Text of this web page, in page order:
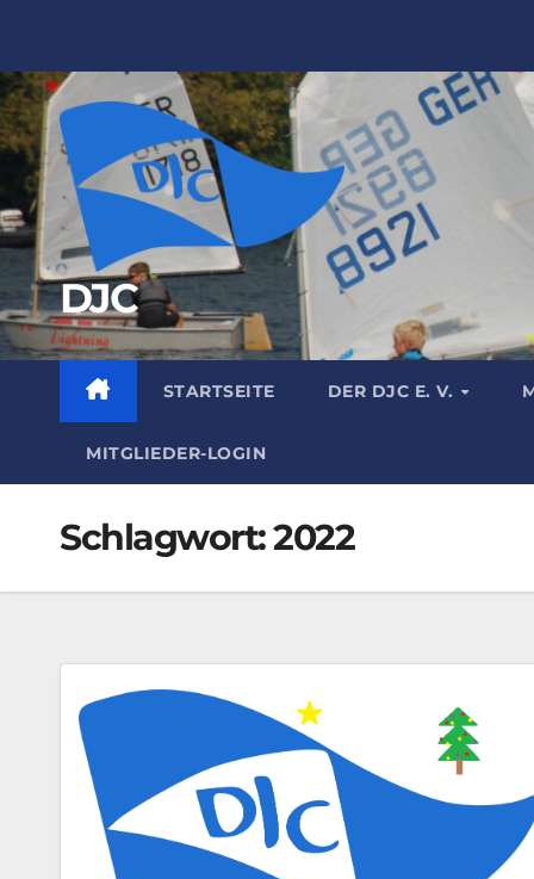
springen
DJC
STARTSEITE DER DJC E. V.
MITGLIEDER-LOGIN
Schlagwort:2022